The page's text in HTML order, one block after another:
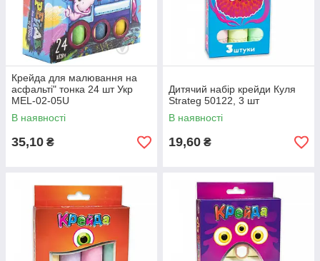
Крейда для малювання на
асфальті" тонка 24 шт Укр
MEL-02-05U
В наявності
35,10 ₴
Дитячий набір крейди Куля
Strateg 50122, 3 шт
В наявності
19,60 ₴